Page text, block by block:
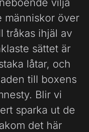
vilja
människor över
tråkas ihjäl av
sättet är
låtar, och
till boxens
Blir vi
sparka ut de
det här